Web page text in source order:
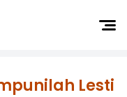
Lesti